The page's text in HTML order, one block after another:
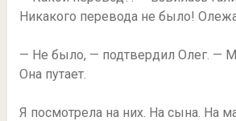
Никакого перевода не было!
— Не было, — подтвердил Олег. —
Она путает.
Я посмотрела на них. На сына. На